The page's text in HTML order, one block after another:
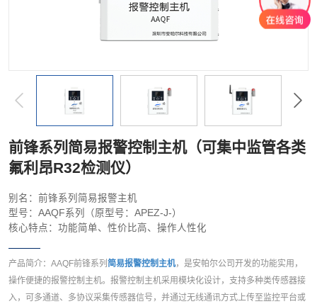
前锋系列简易报警控制主机（可集中监管各类
氟利昂R32检测仪）
别名：前锋系列简易报警主机
型号：AAQF系列（原型号：APEZ-J-）
核心特点：功能简单、性价比高、操作人性化
产品简介：AAQF前锋系列 简易报警控制主机，是安帕尔公司开发的功能实用，
操作便捷的报警控制主机。报警控制主机采用模块化设计，支持多种类传感器接
入，可多通道、多协议采集传感器信号，并通过无线通讯方式上传至监控平台或